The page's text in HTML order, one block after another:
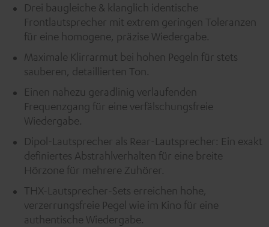
Drei baugleiche & klanglich identische
Frontlautsprecher mit extrem geringen Toleranzen
für eine homogene, präzise Wiedergabe.
Maximale Klirrarmut bei hohen Pegeln für stets
sauberen, detaillierten Ton.
Einen nahezu geradlinig verlaufenden
Frequenzgang für eine verfälschungsfreie
Wiedergabe.
Dipol-Lautsprecher als Rear-Lautsprecher: Ein exakt
definiertes Abstrahlverhalten für eine breite
Hörzone für mehrere Zuhörer.
THX-Lautsprecher-Sets erreichen hohe,
verzerrungsfreie Pegel wie im Kino für eine
authentische Wiedergabe.